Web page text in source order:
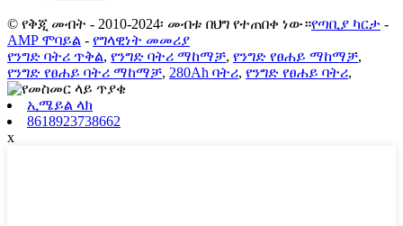
© የቅጂ መብት - 2010-2024፡ መብቱ በህግ የተጠበቀ ነው።የጣቢያ ካርታ -
AMP ሞባይል - የግላዊነት መመሪያ
የንግድ ባትሪ ጥቅል, የንግድ ባትሪ ማከማቻ, የንግድ የፀሐይ ማከማቻ,
የንግድ የፀሐይ ባትሪ ማከማቻ, 280Ah ባትሪ, የንግድ የፀሐይ ባትሪ,
ኢሜይል ላክ
8618923738662
x